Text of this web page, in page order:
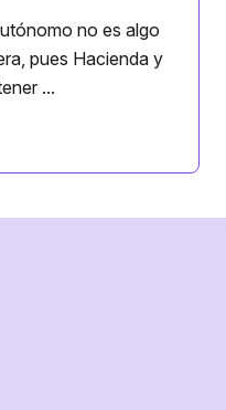
no es algo
pues Hacienda y
...